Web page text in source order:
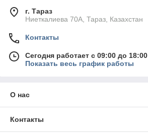
г. Тараз
Ниеткалиева 70А, Тараз, Казахстан
Контакты
Сегодня работает с 09:00 до 18:00
Показать весь график работы
О нас
Контакты